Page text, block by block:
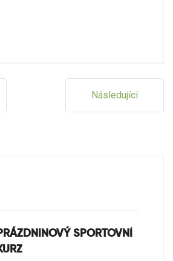
SPORTOVNÍ
Následující